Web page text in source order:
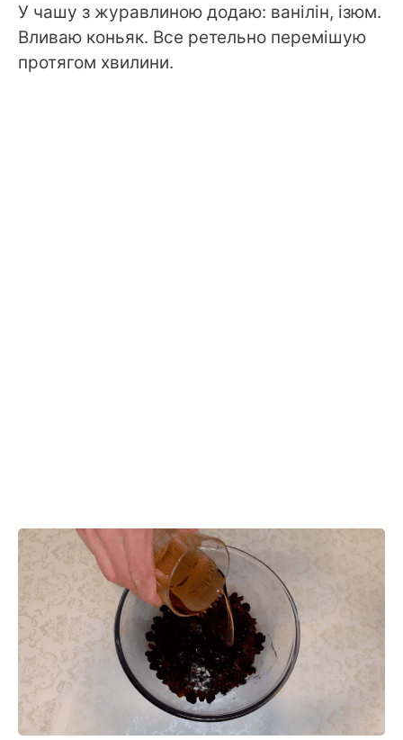
У чашу з журавлиною додаю: ванілін, ізюм.
Вливаю коньяк. Все ретельно перемішую
протягом хвилини.